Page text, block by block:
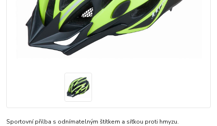
Sportovní přilba s odnímatelným štítkem a síťkou proti hmyzu.